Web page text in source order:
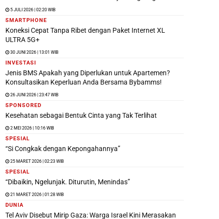
5 JULI 2026 | 02:20 WIB
SMARTPHONE
Koneksi Cepat Tanpa Ribet dengan Paket Internet XL
ULTRA 5G+
30 JUNI 2026 | 13:01 WIB
INVESTASI
Jenis BMS Apakah yang Diperlukan untuk Apartemen?
Konsultasikan Keperluan Anda Bersama Bybamms!
26 JUNI 2026 | 23:47 WIB
SPONSORED
Kesehatan sebagai Bentuk Cinta yang Tak Terlihat
2 MEI 2026 | 10:16 WIB
SPESIAL
“Si Congkak dengan Kepongahannya”
25 MARET 2026 | 02:23 WIB
SPESIAL
“Dibaikin, Ngelunjak. Diturutin, Menindas”
21 MARET 2026 | 01:28 WIB
DUNIA
Tel Aviv Disebut Mirip Gaza: Warga Israel Kini Merasakan